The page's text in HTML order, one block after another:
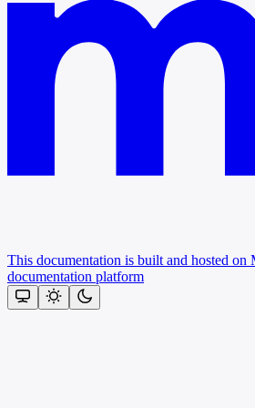
This documentation is built and hosted on
documentation platform